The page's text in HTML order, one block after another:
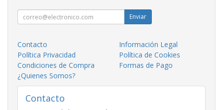
Enviar
Contacto
Información Legal
Política Privacidad
Política de Cookies
Condiciones de Compra
Formas de Pago
¿Quienes Somos?
Contacto